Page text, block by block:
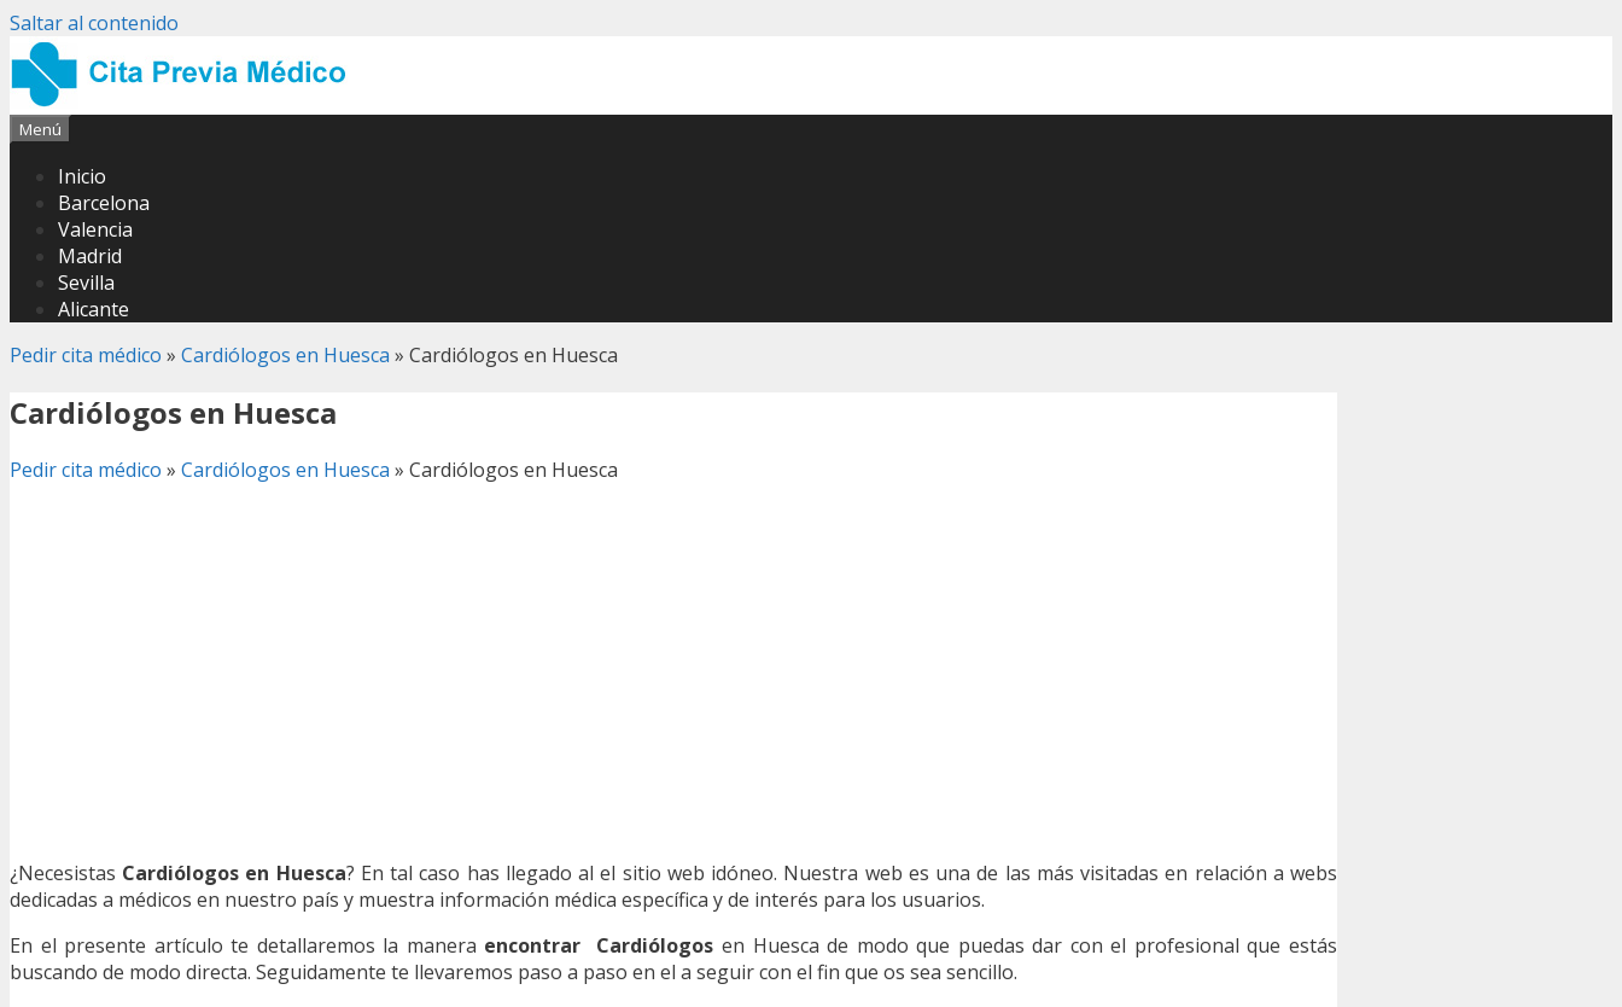
Saltar al contenido
Menú
Inicio
Barcelona
Valencia
Madrid
Sevilla
Alicante
Pedir cita médico » Cardiólogos en Huesca » Cardiólogos en Huesca
Cardiólogos en Huesca
Pedir cita médico » Cardiólogos en Huesca » Cardiólogos en Huesca
¿Necesistas Cardiólogos en Huesca? En tal caso has llegado al el sitio web idóneo. Nuestra web es una de las más visitadas en relación a webs
dedicadas a médicos en nuestro país y muestra información médica específica y de interés para los usuarios.
En el presente artículo te detallaremos la manera encontrar Cardiólogos en Huesca de modo que puedas dar con el profesional que estás
buscando de modo directa. Seguidamente te llevaremos paso a paso en el a seguir con el fin que os sea sencillo.